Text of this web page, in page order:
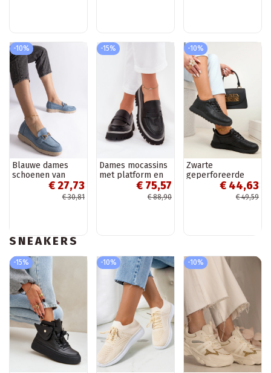
-10%
Blauwe dames
schoenen van
kunstsuède€ 27,73
€ 30,81
-15%
Dames mocassins
met platform en
platte hak „Big
Star NN274049"
€ 75,57
€ 88,90
-10%
Zwarte
geperforeerde
instap sportieve
schoenen SIone
€ 44,63
€ 49,59
SNEAKERS
-15% -10% -10%